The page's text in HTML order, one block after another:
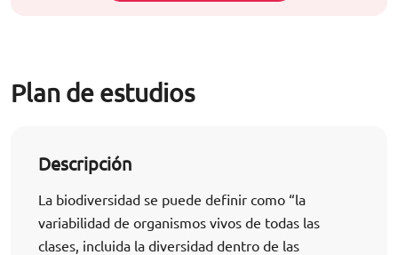
Plan de estudios
Descripción
La biodiversidad se puede definir como “la
variabilidad de organismos vivos de todas las
clases, incluida la diversidad dentro de las